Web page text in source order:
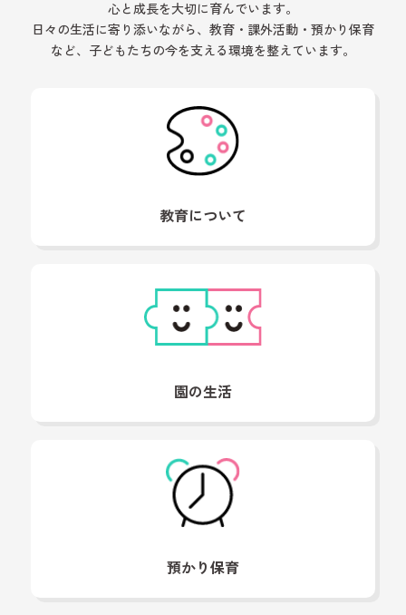
心と成長を大切に育んでいます。
日々の生活に寄り添いながら、教育・課外活動・預かり保育
など、子どもたちの今を支える環境を整えています。
教育について
園の生活
預かり保育